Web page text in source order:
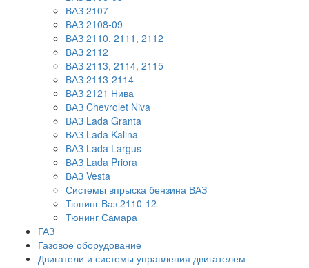
ВАЗ 2107
ВАЗ 2108-09
ВАЗ 2110, 2111, 2112
ВАЗ 2112
ВАЗ 2113, 2114, 2115
ВАЗ 2113-2114
ВАЗ 2121 Нива
ВАЗ Chevrolet Niva
ВАЗ Lada Granta
ВАЗ Lada Kalina
ВАЗ Lada Largus
ВАЗ Lada Priora
ВАЗ Vesta
Системы впрыска бензина ВАЗ
Тюнинг Ваз 2110-12
Тюнинг Самара
ГАЗ
Газовое оборудование
Двигатели и системы управления двигателем